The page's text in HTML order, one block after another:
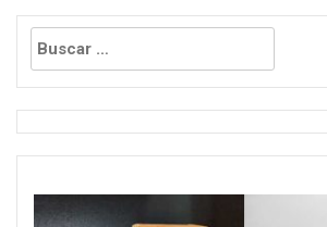
Buscar: